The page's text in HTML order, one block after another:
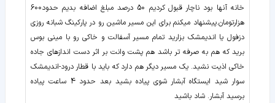
خانه آنها بود ناچار قبول كرديم 50 درصد مبلغ اضافه بديم حدود600
هزارتومان.پيشنهاد ميكنم براي اين مسير ماشين رو در پاركينگ شبانه روزي
دزفول يا انديمشك بزاريد تمام مسير آسفالت و خاكي رو با ميني بوس
بريد كه هم به صرفه تر باشد هم پشت وانت بر اثر دست اندازهاي جاده
خاكي اذيت نشيد. يك مسير ديگر هم دارد كه بايد با قطار درود-انديمشك
سوار شيد ايستگاه آبشار شوي پياده بشيد بعد حدود 4 ساعت پياده
برسيد آبشار. شاد باشيد